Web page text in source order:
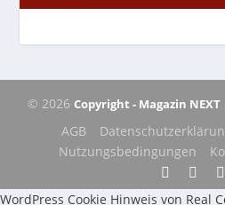
© 2026 Copyright - Magazin NEXT
AGB
Nutzungsbedingungen
WordPress Cookie Hinweis von Real